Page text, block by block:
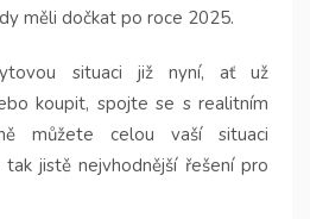
měli dočkat po roce 2025.
situaci již nyní, ať už
koupit, spojte se s realitním
můžete celou vaší situaci
jistě nejvhodnější řešení pro